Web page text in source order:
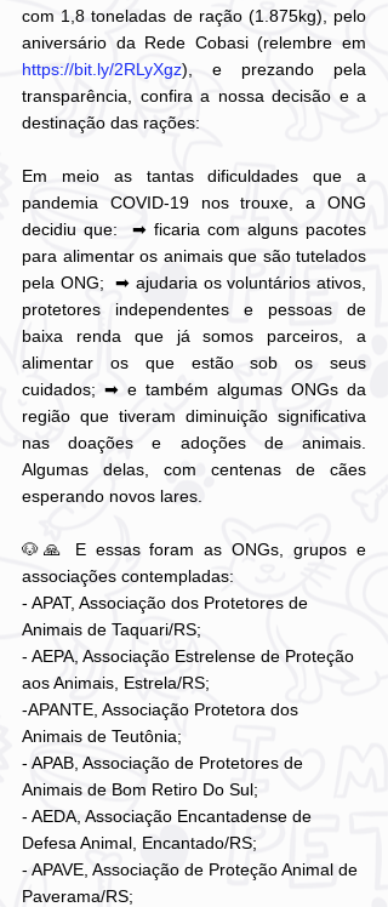
com 1,8 toneladas de ração (1.875kg), pelo
https://bit.ly/2RLyXgz), e prezando pela
transparência, confira a nossa decisão e a
destinação das rações:
Em meio as tantas dificuldades que a
pandemia COVID-19 nos trouxe, a ONG
decidiu que:  ➡ ficaria com alguns pacotes
para alimentar os animais que são tutelados
pela ONG;  ➡ ajudaria os voluntários ativos,
protetores independentes e pessoas de
baixa renda que já somos parceiros, a
alimentar os que estão sob os seus
cuidados; ➡ e também algumas ONGs da
região que tiveram diminuição significativa
nas doações e adoções de animais.
Algumas delas, com centenas de cães
esperando novos lares.
🐶🙏 E essas foram as ONGs, grupos e
associações contempladas:
- APAT, Associação dos Protetores de
Animais de Taquari/RS;
- AEPA, Associação Estrelense de Proteção
aos Animais, Estrela/RS;
-APANTE, Associação Protetora dos
Animais de Teutônia;
- APAB, Associação de Protetores de
Animais de Bom Retiro Do Sul;
- AEDA, Associação Encantadense de
Defesa Animal, Encantado/RS;
- APAVE, Associação de Proteção Animal de
Paverama/RS;